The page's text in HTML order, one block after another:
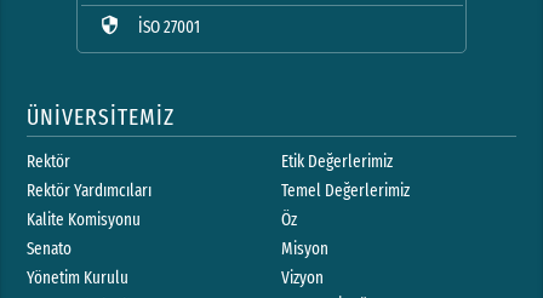
security
İSO 27001
ÜNİVERSİTEMİZ
Rektör
Rektör Yardımcıları
Kalite Komisyonu
Senato
Yönetim Kurulu
Etik Değerlerimiz
Temel Değerlerimiz
Öz
Misyon
Vizyon